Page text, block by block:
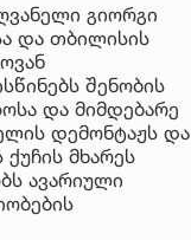
გიორგი
და თბილისის
შენობის
და მიმდებარე
დემონტაჟს და
მხარეს
ავარიული